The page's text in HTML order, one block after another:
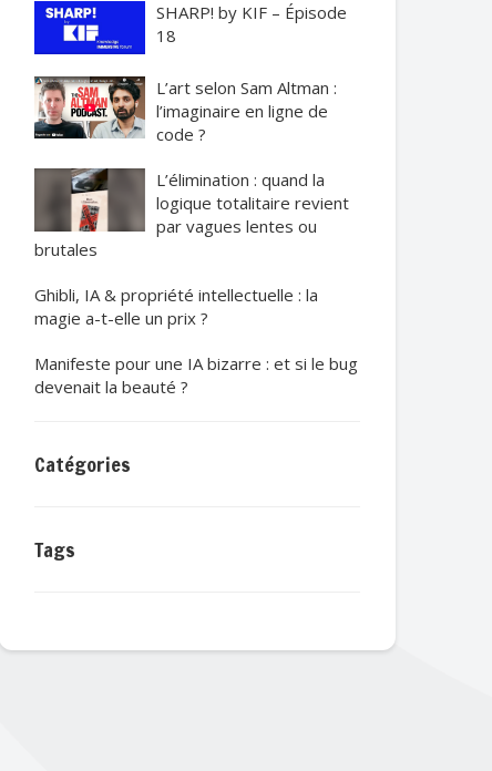
SHARP! by KIF – Épisode
18
L’art selon Sam Altman :
l’imaginaire en ligne de
code ?
L’élimination : quand la
logique totalitaire revient
par vagues lentes ou
brutales
Ghibli, IA & propriété intellectuelle : la
magie a-t-elle un prix ?
Manifeste pour une IA bizarre : et si le bug
devenait la beauté ?
Catégories
Tags